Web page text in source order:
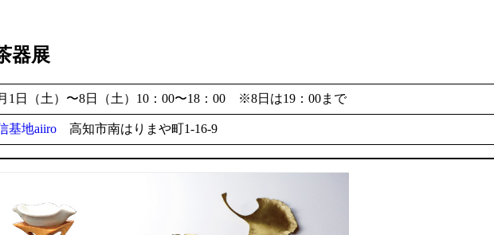
器展
日（土）〜8日（土）10：00〜18：00 ※8日は19：00まで
基地aiiro 高知市南はりまや町1-16-9